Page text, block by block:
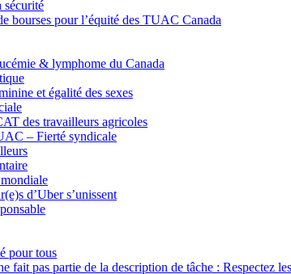
sécurité
bourses pour l’équité des TUAC Canada
& lymphome du Canada
et égalité des sexes
des travailleurs agricoles
– Fierté syndicale
d’Uber s’unissent
pour tous
fait pas partie de la description de tâche : Respectez